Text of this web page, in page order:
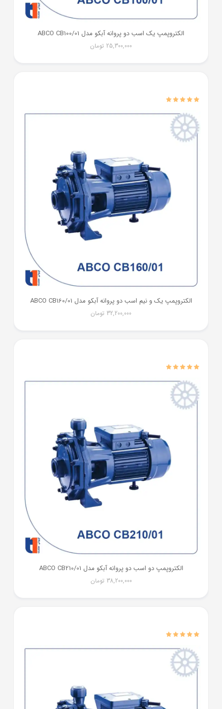
الکتروپمپ یک اسب دو پروانه آبکو مدل ABCO CB100/01
25,300,000 تومان
الکتروپمپ یک و نیم اسب دو پروانه آبکو مدل ABCO CB160/01
32,200,000 تومان
الکتروپمپ دو اسب دو پروانه آبکو مدل ABCO CB210/01
38,200,000 تومان